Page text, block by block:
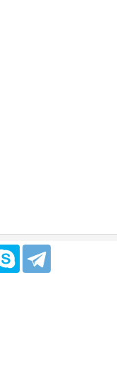
Публичный договор